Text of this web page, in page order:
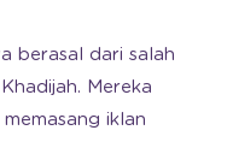
berasal dari salah
Mereka
iklan